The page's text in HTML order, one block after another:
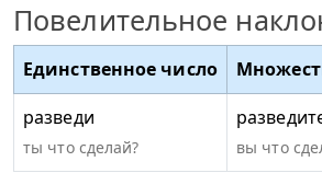
Повелительное
Единственное число
разведи
ты что сделай? вы что